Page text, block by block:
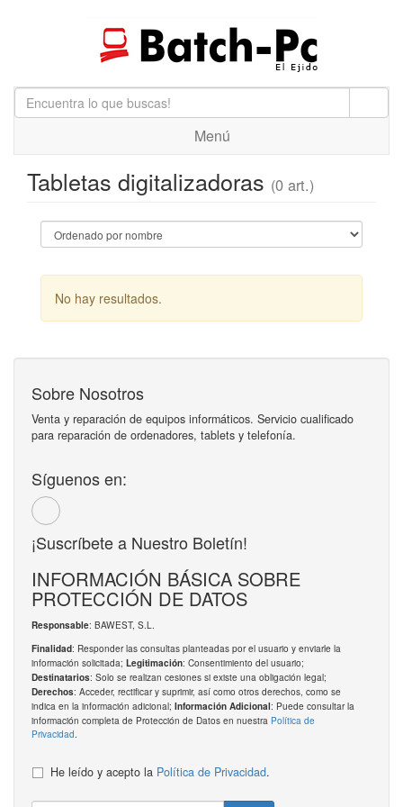
Menú
Tabletas digitalizadoras (0 art.)
No hay resultados.
Sobre Nosotros
Venta y reparación de equipos informáticos. Servicio cualificado
para reparación de ordenadores, tablets y telefonía.
Síguenos en:
¡Suscríbete a Nuestro Boletín!
INFORMACIÓN BÁSICA SOBRE
PROTECCIÓN DE DATOS
Responsable: BAWEST, S.L.
Finalidad: Responder las consultas planteadas por el usuario y enviarle la
información solicitada; Legitimación: Consentimiento del usuario;
Destinatarios: Solo se realizan cesiones si existe una obligación legal;
Derechos: Acceder, rectificar y suprimir, así como otros derechos, como se
indica en la información adicional; Información Adicional: Puede consultar la
información completa de Protección de Datos en nuestra Política de
Privacidad.
He leído y acepto la Política de Privacidad.